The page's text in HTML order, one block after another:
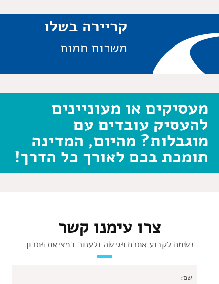
קריירה בשלו
משרות חמות
מעסיקים או מעוניינים
להעסיק עובדים עם
מוגבלות? מהיום, המדינה
תומכת בכם לאורך כל הדרך!
צרו עימנו קשר
נשמח לקבוע אתכם פגישה ולעזור במציאת פתרון